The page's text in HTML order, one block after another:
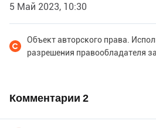
5 Май 2023, 10:30
Объект авторского права.
разрешения правообладателя
Комментарии 2